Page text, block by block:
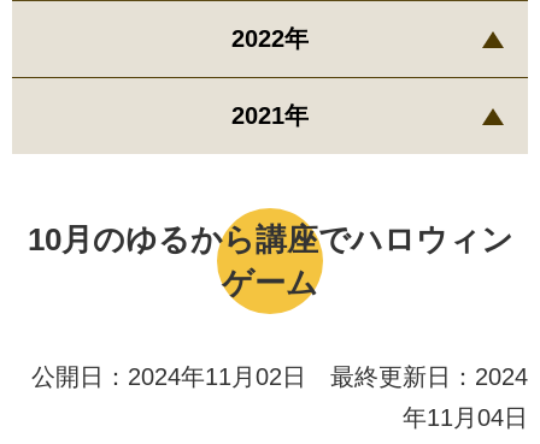
10月のゆるから講座でハロウィン
ゲーム
公開日：2024年11月02日 最終更新日：2024
年11月04日
2022年
2021年